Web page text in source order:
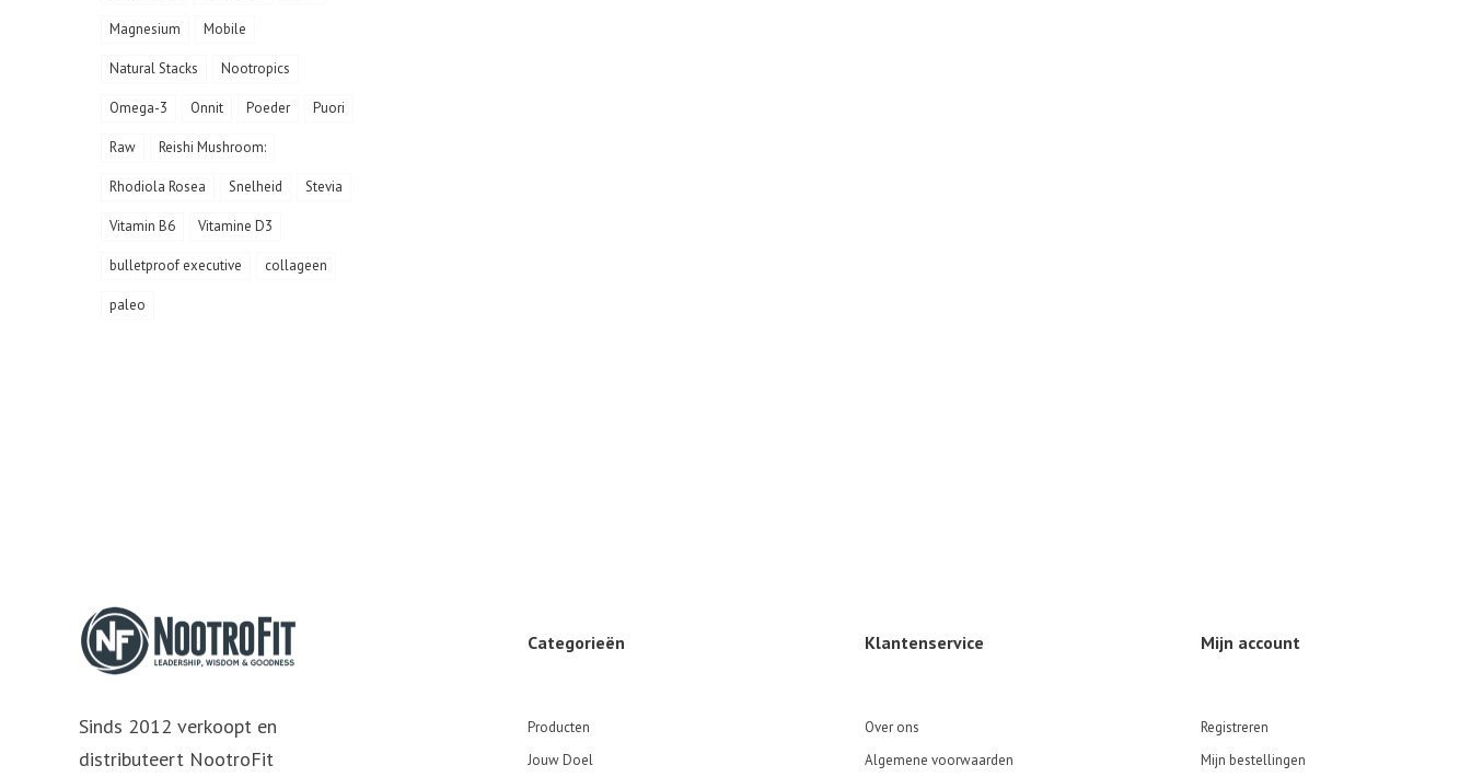
Magnesium Mobile
Natural Stacks Nootropics
Omega-3 Onnit Poeder Puori
Raw Reishi Mushroom:
Rhodiola Rosea Snelheid Stevia
Vitamin B6 Vitamine D3
bulletproof executive collageen
paleo
Sinds 2012 verkoopt en
distributeert NootroFit
Categorieën
Producten
Jouw Doel
Klantenservice
Over ons
Algemene voorwaarden
Mijn account
Registreren
Mijn bestellingen